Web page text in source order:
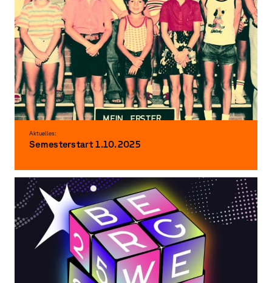
Aktuelles:
Semesterstart 1.10.2025